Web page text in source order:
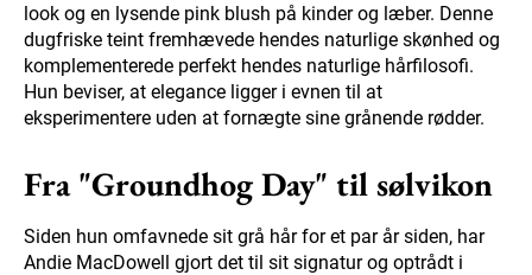
look og en lysende pink blush på kinder og læber. Denne
dugfriske teint fremhævede hendes naturlige skønhed og
komplementerede perfekt hendes naturlige hårfilosofi.
Hun beviser, at elegance ligger i evnen til at
eksperimentere uden at fornægte sine grånende rødder.
Fra "Groundhog Day" til sølvikon
Siden hun omfavnede sit grå hår for et par år siden, har
Andie MacDowell gjort det til sit signatur og optrådt i